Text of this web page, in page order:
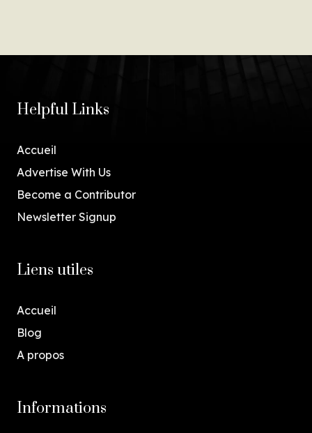
Helpful Links
Accueil
Advertise With Us
Become a Contributor
Newsletter Signup
Liens utiles
Accueil
Blog
A propos
Informations